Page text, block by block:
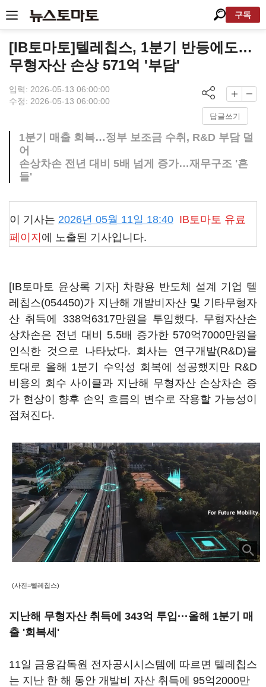
구독
[IB토마토]텔레칩스, 1분기 반등에도…
무형자산 손상 571억 '부담'
입력: 2026-05-13 06:00:00
수정: 2026-05-13 06:00:00
답글쓰기
1분기 매출 회복…정부 보조금 수취, R&D 부담 덜
어
손상차손 전년 대비 5배 넘게 증가…재무구조 '흔
들'
이 기사는 2026년 05월 11일 18:40 IB토마토 유료
페이지 에 노출된 기사입니다.
[IB토마토 윤상록 기자] 차량용 반도체 설계 기업 텔
레칩스(054450)가 지난해 개발비자산 및 기타무형자
산 취득에 338억6317만원을 투입했다. 무형자산손
상차손은 전년 대비 5.5배 증가한 570억7000만원을
인식한 것으로 나타났다. 회사는 연구개발(R&D)을
토대로 올해 1분기 수익성 회복에 성공했지만 R&D
비용의 회수 사이클과 지난해 무형자산 손상차손 증
가 현상이 향후 손익 흐름의 변수로 작용할 가능성이
점쳐진다.
(사진=텔레칩스)
지난해 무형자산 취득에 343억 투입···올해 1분기 매
출 '회복세'
11일 금융감독원 전자공시시스템에 따르면 텔레칩스
는 지난 한 해 동안 개발비 자산 취득에 95억2000만